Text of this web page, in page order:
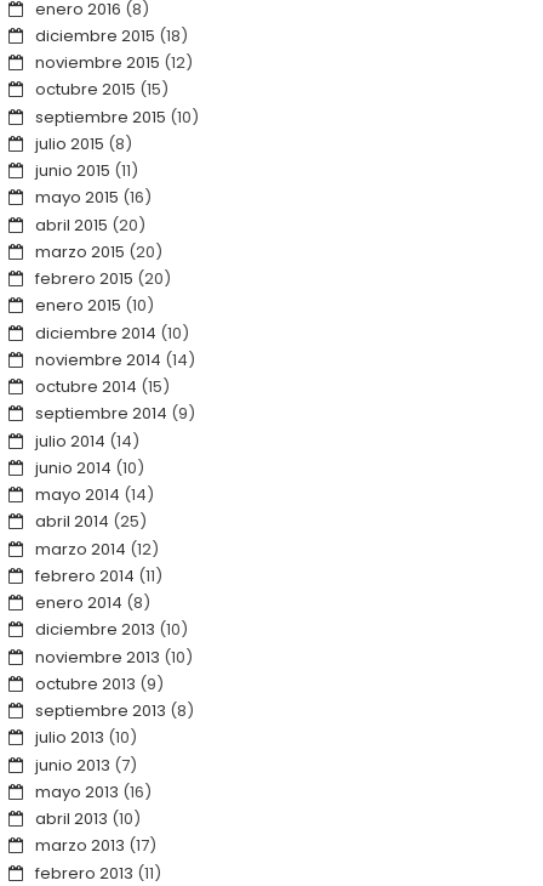
enero 2016 (8)
diciembre 2015 (18)
noviembre 2015 (12)
octubre 2015 (15)
septiembre 2015 (10)
julio 2015 (8)
junio 2015 (11)
mayo 2015 (16)
abril 2015 (20)
marzo 2015 (20)
febrero 2015 (20)
enero 2015 (10)
diciembre 2014 (10)
noviembre 2014 (14)
octubre 2014 (15)
septiembre 2014 (9)
julio 2014 (14)
junio 2014 (10)
mayo 2014 (14)
abril 2014 (25)
marzo 2014 (12)
febrero 2014 (11)
enero 2014 (8)
diciembre 2013 (10)
noviembre 2013 (10)
octubre 2013 (9)
septiembre 2013 (8)
julio 2013 (10)
junio 2013 (7)
mayo 2013 (16)
abril 2013 (10)
marzo 2013 (17)
febrero 2013 (11)